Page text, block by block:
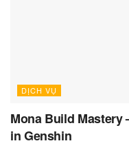
DỊCH VỤ
Mona Build Mastery
in Genshin